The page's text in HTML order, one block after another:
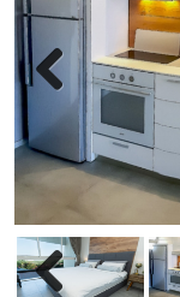
Previous